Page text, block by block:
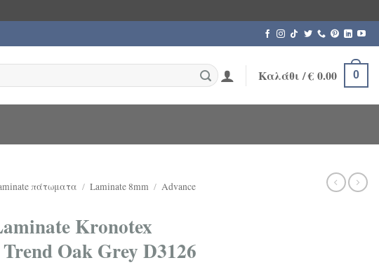
Καλάθι /€0.00 0
πάτωματα / Laminate 8mm / Advance
Kronotex
Oak Grey D3126